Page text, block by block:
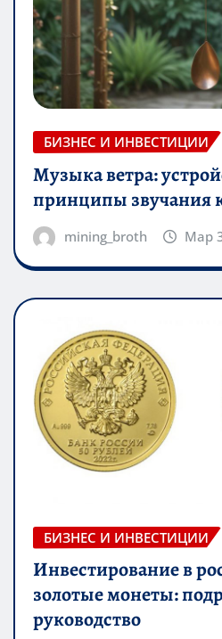
БИЗНЕС И ИНВЕСТИЦИИ
Музыка ветра:
принципы звучания
mining_broth Мар
БИЗНЕС И ИНВЕСТИЦИИ
Инвестирование в
золотые монеты:
руководство